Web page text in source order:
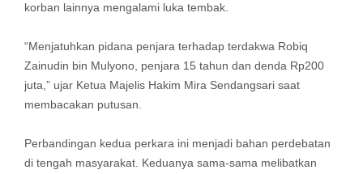
korban lainnya mengalami luka tembak.
“Menjatuhkan pidana penjara terhadap terdakwa Robiq
Zainudin bin Mulyono, penjara 15 tahun dan denda Rp200
juta,” ujar Ketua Majelis Hakim Mira Sendangsari saat
membacakan putusan.
Perbandingan kedua perkara ini menjadi bahan perdebatan
di tengah masyarakat. Keduanya sama-sama melibatkan